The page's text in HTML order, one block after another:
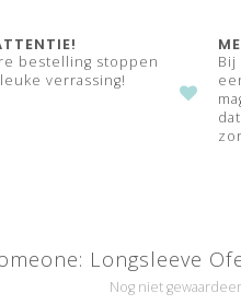
bestelling stoppen
verrassing!
Longsleeve
Nog niet